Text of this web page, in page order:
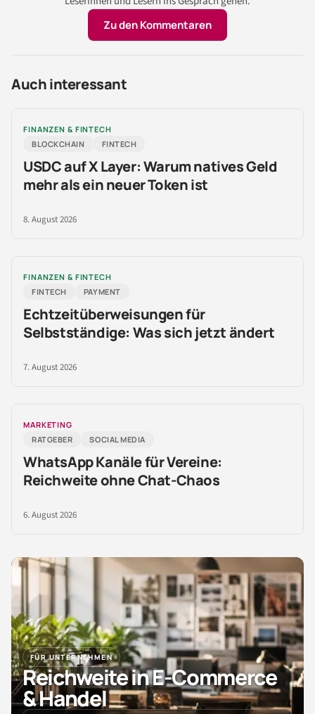
Zu den Kommentaren
Auch interessant
FINANZEN & FINTECH
BLOCKCHAIN
FINTECH
USDC auf X Layer: Warum natives Geld
mehr als ein neuer Token ist
8. August 2026
FINANZEN & FINTECH
FINTECH
PAYMENT
Echtzeitüberweisungen für
Selbstständige: Was sich jetzt ändert
7. August 2026
MARKETING
RATGEBER
SOCIAL MEDIA
WhatsApp Kanäle für Vereine:
Reichweite ohne Chat-Chaos
6. August 2026
FÜR UNTERNEHMEN
Reichweite in E-Commerce
& Handel